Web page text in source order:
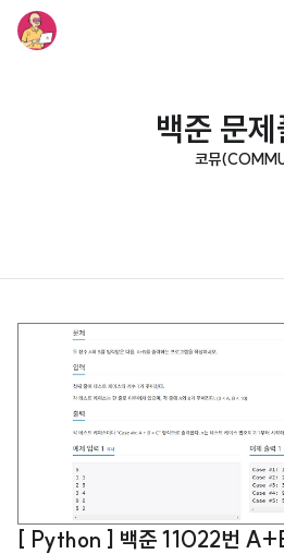
백준 문제
코뮤
[ Python ] 백준 11022번